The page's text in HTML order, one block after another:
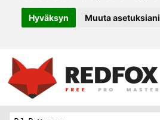
Hyväksyn Muuta asetuksiani